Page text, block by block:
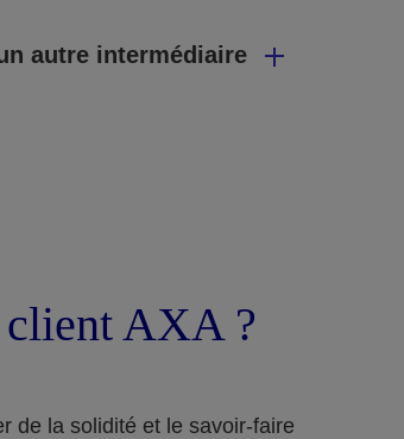
autre intermédiaire
client AXA ?
de la solidité et le savoir-faire